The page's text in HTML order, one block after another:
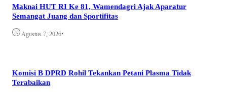
Maknai HUT RI Ke 81, Wamendagri Ajak Aparatur
Semangat Juang dan Sportifitas
Agustus 7, 2026•
Komisi B DPRD Rohil Tekankan Petani Plasma Tidak
Terabaikan